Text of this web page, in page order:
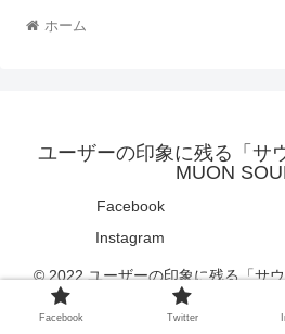
ホーム
ユーザーの印象に残る「サ
MUON
Facebook
Instagram
© 2022 ユーザーの印象に残る「サ
Facebook Twitter